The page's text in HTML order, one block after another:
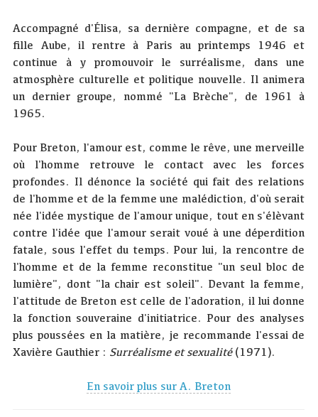
Accompagné d'Élisa, sa dernière compagne, et de sa
fille Aube, il rentre à Paris au printemps 1946 et
continue à y promouvoir le surréalisme, dans une
atmosphère culturelle et politique nouvelle. Il animera
un dernier groupe, nommé "La Brèche", de 1961 à
1965.
Pour Breton, l'amour est, comme le rêve, une merveille
où l'homme retrouve le contact avec les forces
profondes. Il dénonce la société qui fait des relations
de l'homme et de la femme une malédiction, d'où serait
née l'idée mystique de l'amour unique, tout en s'élèvant
contre l'idée que l'amour serait voué à une déperdition
fatale, sous l'effet du temps. Pour lui, la rencontre de
l'homme et de la femme reconstitue "un seul bloc de
lumière", dont "la chair est soleil". Devant la femme,
l'attitude de Breton est celle de l'adoration, il lui donne
la fonction souveraine d'initiatrice. Pour des analyses
plus poussées en la matière, je recommande l'essai de
Xavière Gauthier : Surréalisme et sexualité(1971).
En savoir plus sur A. Breton